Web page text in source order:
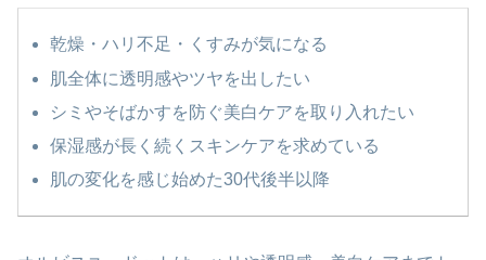
乾燥・ハリ不足・くすみが気になる
肌全体に透明感やツヤを出したい
シミやそばかすを防ぐ美白ケアを取り入れたい
保湿感が長く続くスキンケアを求めている
肌の変化を感じ始めた30代後半以降